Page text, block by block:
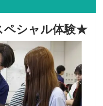
ペシャル体験★